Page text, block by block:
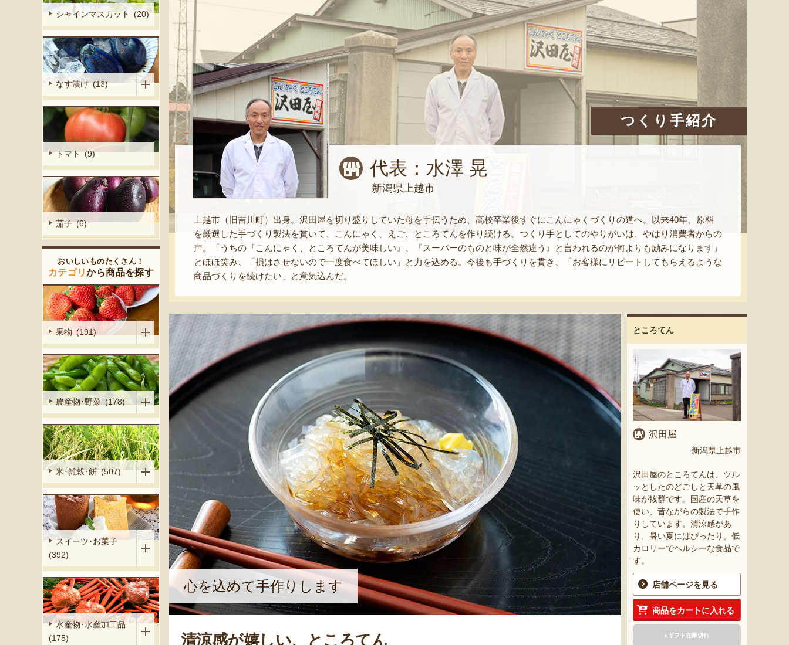
つくり手紹介
代表：水澤 晃
新潟県上越市
上越市（旧吉川町）出身。沢田屋を切り盛りしていた母を手伝うため、高校卒業後すぐにこんにゃくづくりの道へ。以来40年、原料
を厳選した手づくり製法を貫いて、こんにゃく、えご、ところてんを作り続ける。つくり手としてのやりがいは、やはり消費者からの
声。「うちの『こんにゃく、ところてんが美味しい』、『スーパーのものと味が全然違う』と言われるのが何よりも励みになります」
とほほ笑み、「損はさせないので一度食べてほしい」と力を込める。今後も手づくりを貫き、「お客様にリピートしてもらえるような
商品づくりを続けたい」と意気込んだ。
心を込めて手作りします
清涼感が嬉しい、ところてん
ところてん
沢田屋
新潟県上越市
沢田屋のところてんは、ツル
ッとしたのどごしと天草の風
味が抜群です。国産の天草を
使い、昔ながらの製法で手作
りしています。清涼感があ
り、暑い夏にはぴったり。低
カロリーでヘルシーな食品で
す。
店舗ページを見る
商品をカートに入れる
eギフト在庫切れ
シャインマスカット (20)
なす漬け (13)
トマト (9)
茄子 (6)
おいしいものたくさん！
カテゴリから商品を探す
果物 (191)
農産物･野菜 (178)
米･雑穀･餅 (507)
スイーツ･お菓子
(392)
水産物･水産加工品
(175)